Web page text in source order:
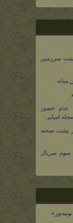
سرزمین
عدم حضور
امپایر
پشت صحنه
سوم سریال